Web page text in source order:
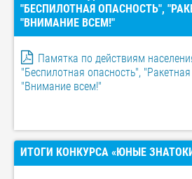
"БЕСПИЛОТНАЯ ОПАСНОСТЬ",
"ВНИМАНИЕ ВСЕМ!"
Памятка по действиям
"Беспилотная опасность",
"Внимание всем!"
ИТОГИ КОНКУРСА «ЮНЫЕ